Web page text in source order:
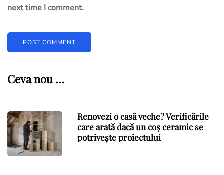
next time I comment.
Ceva nou …
Renovezi o casă veche? Verificările
care arată dacă un coș ceramic se
potrivește proiectului